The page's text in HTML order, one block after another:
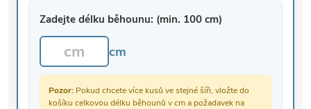
Zadejte délku běhounu: (min. 100 cm)
cm
Pozor: Pokud chcete více kusů ve stejné šíři, vložte do
košíku celkovou délku běhounů v cm a požadavek na